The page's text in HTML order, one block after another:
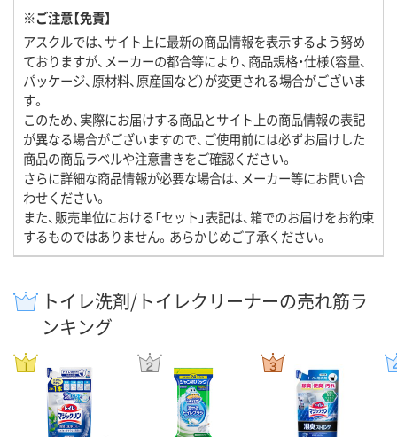
※ご注意【免責】
アスクルでは、サイト上に最新の商品情報を表示するよう努め
ておりますが、メーカーの都合等により、商品規格・仕様（容量、
パッケージ、原材料、原産国など）が変更される場合がございま
す。
このため、実際にお届けする商品とサイト上の商品情報の表記
が異なる場合がございますので、ご使用前には必ずお届けした
商品の商品ラベルや注意書きをご確認ください。
さらに詳細な商品情報が必要な場合は、メーカー等にお問い合
わせください。
また、販売単位における「セット」表記は、箱でのお届けをお約束
するものではありません。あらかじめご了承ください。
トイレ洗剤/トイレクリーナーの売れ筋ラ
ンキング